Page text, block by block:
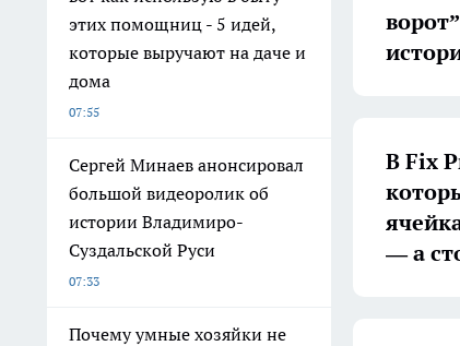
этих помощниц - 5 идей,
которые выручают на даче и
дома
07:55
Сергей Минаев анонсировал
большой видеоролик об
истории Владимиро-
Суздальской Руси
07:33
Почему умные хозяйки не
В Fix
— а